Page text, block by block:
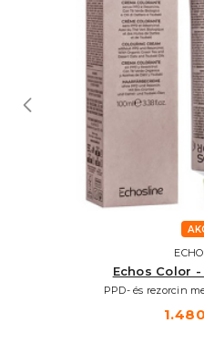
Echos Color
PPD- és rezorcin